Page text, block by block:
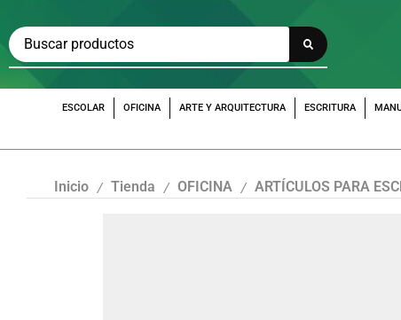
ESCOLAR OFICINA ARTE Y ARQUITECTURA ESCRITURA
Inicio / Tienda / OFICINA / ARTÍCULOS PARA